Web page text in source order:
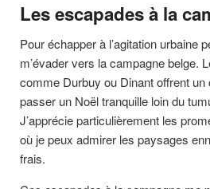
Les escapades à la
Pour échapper à l’agitation urbaine
m’évader vers la campagne belge.
comme Durbuy ou Dinant offrent un
passer un Noël tranquille loin du
J’apprécie particulièrement les
où je peux admirer les paysages
frais.